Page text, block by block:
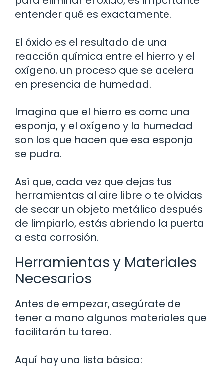
entender qué es exactamente.
El óxido es el resultado de una
reacción química entre el hierro y el
oxígeno, un proceso que se acelera
en presencia de humedad.
Imagina que el hierro es como una
esponja, y el oxígeno y la humedad
son los que hacen que esa esponja
se pudra.
Así que, cada vez que dejas tus
herramientas al aire libre o te olvidas
de secar un objeto metálico después
de limpiarlo, estás abriendo la puerta
a esta corrosión.
Herramientas y Materiales
Necesarios
Antes de empezar, asegúrate de
tener a mano algunos materiales que
facilitarán tu tarea.
Aquí hay una lista básica: